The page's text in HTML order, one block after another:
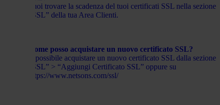
Puoi trovare la scadenza del tuoi certificati SSL nella sezione
“SSL” della tua Area Clienti.
Come posso acquistare un nuovo certificato SSL?
È possibile acquistare un nuovo certificato SSL dalla sezione
“SSL” > “Aggiungi Certificato SSL” oppure su
https://www.netsons.com/ssl/